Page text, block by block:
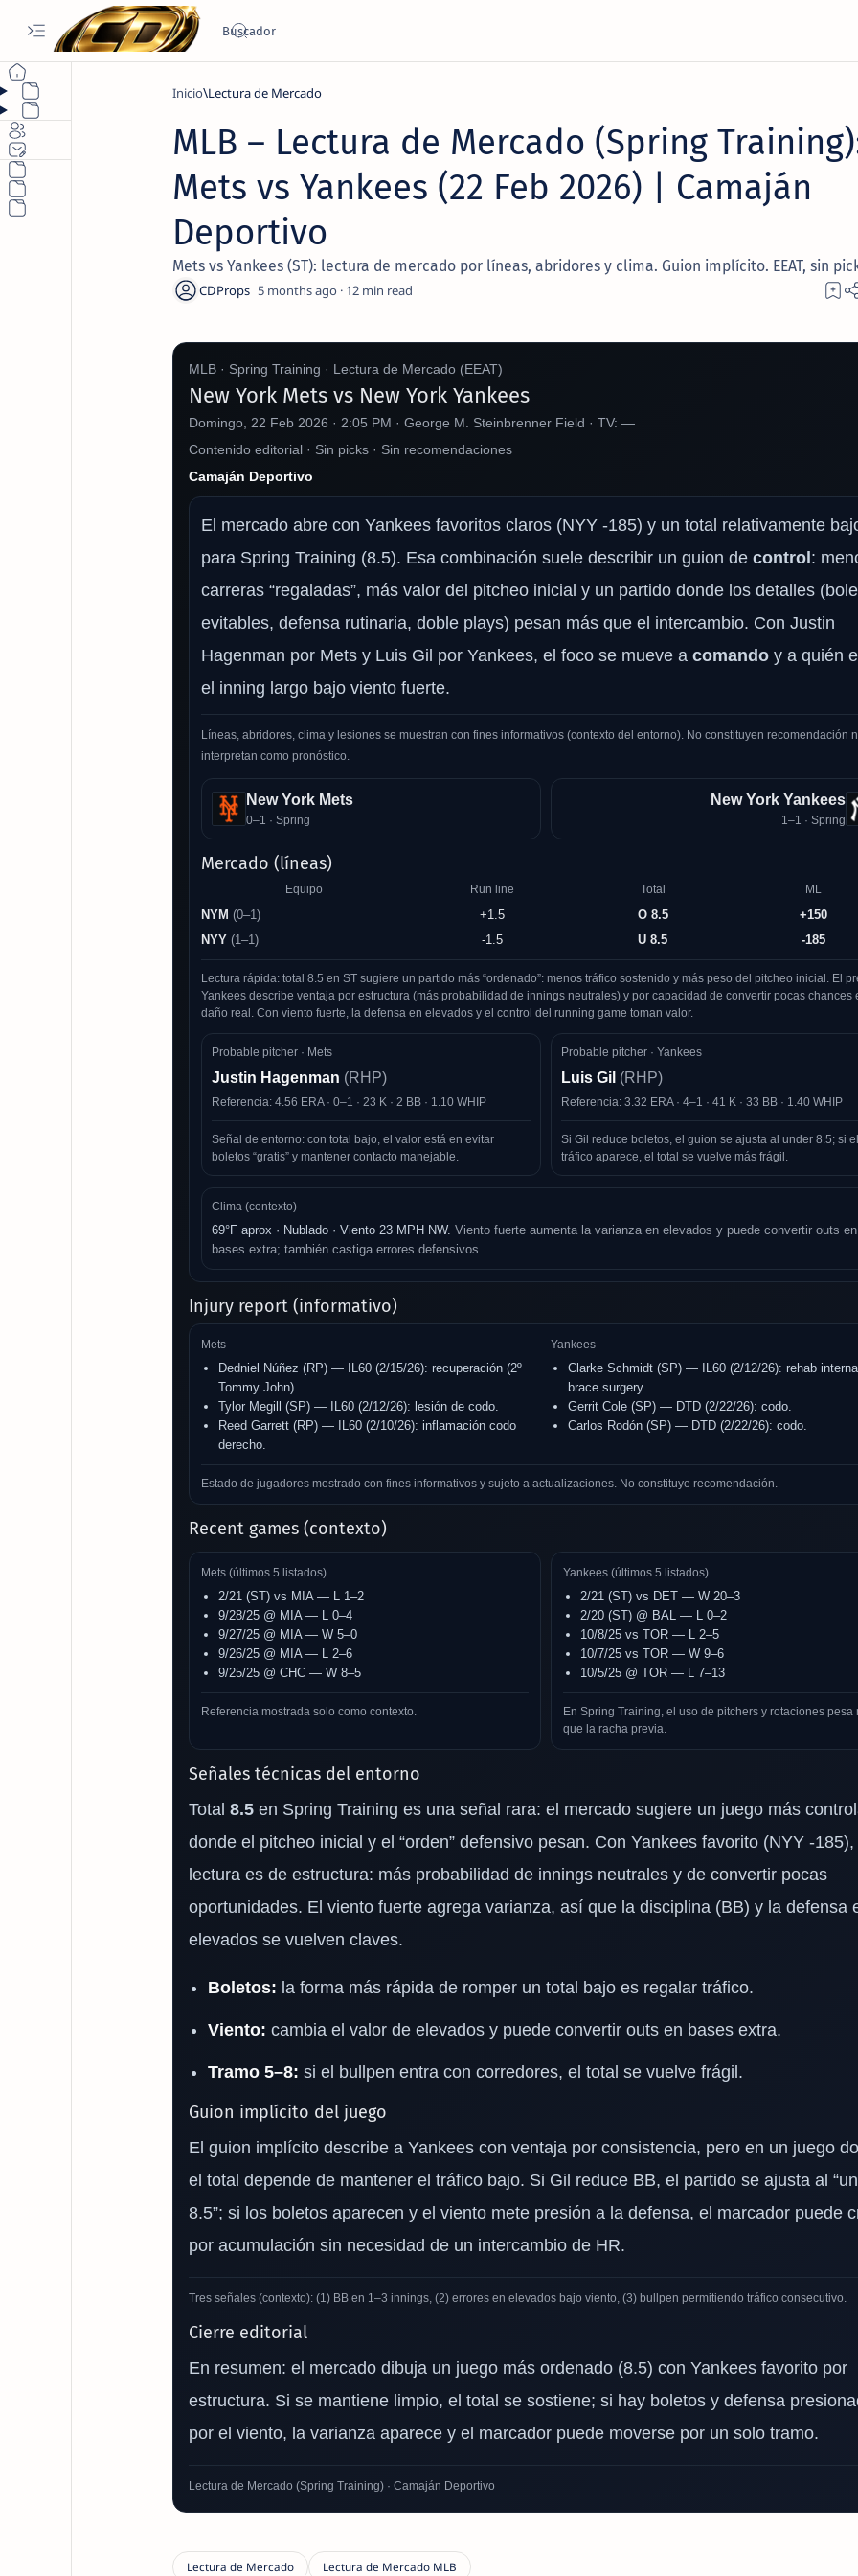
Inicio Lectura de Mercado
MLB – Lectura de Mercado (Spring
Mets vs Yankees (22 Feb 2026) | Camaján
Deportivo
Mets vs Yankees (ST): lectura de mercado por líneas, abridores y clima. Guion implícito. EEAT, sin
5 months ago 12
MLB · Spring Training · Lectura de Mercado (EEAT)
New York Mets vs New York Yankees
Domingo, 22 Feb 2026 · 2:05 PM · George M. Steinbrenner Field · TV: —
Contenido editorial · Sin picks · Sin recomendaciones
Camaján Deportivo
El mercado abre con Yankees favoritos claros (NYY -185) y un total relativamente
para Spring Training (8.5). Esa combinación suele describir un guion de control :
carreras “regaladas”, más valor del pitcheo inicial y un partido donde los detalles
evitables, defensa rutinaria, doble plays) pesan más que el intercambio. Con Justin
Hagenman por Mets y Luis Gil por Yankees, el foco se mueve a comandoy a quién
el inning largo bajo viento fuerte.
Líneas, abridores, clima y lesiones se muestran con fines informativos (contexto del entorno). No constituyen recomendación
interpretan como pronóstico.
New York Mets
0–1 · Spring
New York Yankees
1–1 · Spring
Mercado (líneas)
Equipo Run line Total ML
NYM (0–1) +1.5 O 8.5
+150
NYY (1–1) -1.5 U 8.5 -185
Lectura rápida: total 8.5 en ST sugiere un partido más “ordenado”: menos tráfico sostenido y más peso del pitcheo inicial. El
Yankees describe ventaja por estructura (más probabilidad de innings neutrales) y por capacidad de convertir pocas chances
daño real. Con viento fuerte, la defensa en elevados y el control del running game toman valor.
Probable pitcher · Mets
Justin Hagenman (RHP)
Referencia: 4.56 ERA · 0–1 · 23 K · 2 BB · 1.10 WHIP
Señal de entorno: con total bajo, el valor está en evitar
boletos “gratis” y mantener contacto manejable.
Probable pitcher · Yankees
Luis Gil (RHP)
Referencia: 3.32 ERA · 4–1 · 41 K · 33 BB · 1.40 WHIP
Si Gil reduce boletos, el guion se ajusta al under 8.5; si el
tráfico aparece, el total se vuelve más frágil.
Clima (contexto)
69°F aprox · Nublado · Viento 23 MPH NW. Viento fuerte aumenta la varianza en elevados y puede convertir outs en
bases extra; también castiga errores defensivos.
Injury report (informativo)
Mets
Dedniel Núñez (RP) — IL60 (2/15/26): recuperación (2º
Tommy John).
Tylor Megill (SP) — IL60 (2/12/26): lesión de codo.
Reed Garrett (RP) — IL60 (2/10/26): inflamación codo
derecho.
Yankees
Clarke Schmidt (SP) — IL60 (2/12/26): rehab internal
brace surgery.
Gerrit Cole (SP) — DTD (2/22/26): codo.
Carlos Rodón (SP) — DTD (2/22/26): codo.
Estado de jugadores mostrado con fines informativos y sujeto a actualizaciones. No constituye recomendación.
Recent games (contexto)
Mets (últimos 5 listados)
2/21 (ST) vs MIA — L 1–2
9/28/25 @ MIA — L 0–4
9/27/25 @ MIA — W 5–0
9/26/25 @ MIA — L 2–6
9/25/25 @ CHC — W 8–5
Referencia mostrada solo como contexto.
Yankees (últimos 5 listados)
2/21 (ST) vs DET — W 20–3
2/20 (ST) @ BAL — L 0–2
10/8/25 vs TOR — L 2–5
10/7/25 vs TOR — W 9–6
10/5/25 @ TOR — L 7–13
En Spring Training, el uso de pitchers y rotaciones pesa
que la racha previa.
Señales técnicas del entorno
Total 8.5en Spring Training es una señal rara: el mercado sugiere un juego más
donde el pitcheo inicial y el “orden” defensivo pesan. Con Yankees favorito (NYY -185),
lectura es de estructura: más probabilidad de innings neutrales y de convertir pocas
oportunidades. El viento fuerte agrega varianza, así que la disciplina (BB) y la defensa
elevados se vuelven claves.
Boletos: la forma más rápida de romper un total bajo es regalar tráfico.
Viento: cambia el valor de elevados y puede convertir outs en bases extra.
Tramo 5–8: si el bullpen entra con corredores, el total se vuelve frágil.
Guion implícito del juego
El guion implícito describe a Yankees con ventaja por consistencia, pero en un juego
el total depende de mantener el tráfico bajo. Si Gil reduce BB, el partido se ajusta al
8.5”; si los boletos aparecen y el viento mete presión a la defensa, el marcador puede
por acumulación sin necesidad de un intercambio de HR.
Tres señales (contexto): (1) BB en 1–3 innings, (2) errores en elevados bajo viento, (3) bullpen permitiendo tráfico consecutivo.
Cierre editorial
En resumen: el mercado dibuja un juego más ordenado (8.5) con Yankees favorito por
estructura. Si se mantiene limpio, el total se sostiene; si hay boletos y defensa
por el viento, la varianza aparece y el marcador puede moverse por un solo tramo.
Lectura de Mercado (Spring Training) · Camaján Deportivo